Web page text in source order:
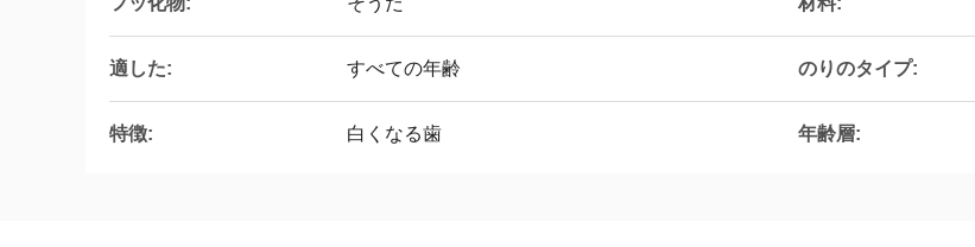
適した: すべての年齢 のりのタイプ:
特徴: 白くなる歯 年齢層: